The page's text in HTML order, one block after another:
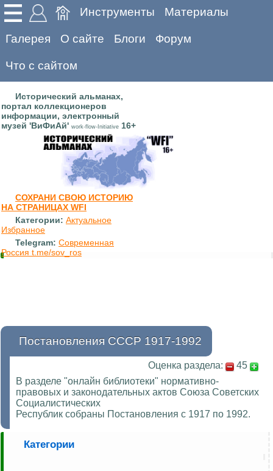
Инструменты Материалы
Галерея О сайте Блоги Форум
Что с сайтом
Исторический альманах,
портал коллекционеров
информации, электронный
музей 'ВиФиАй' work-flow-Initiative 16+
СОХРАНИ СВОЮ ИСТОРИЮ
НА СТРАНИЦАХ WFI
Категории: Актуальное
Избранное
Telegram: Современная
Россия t.me/sov_ros
Постановления СССР 1917-1992
Оценка раздела:
45
В разделе "онлайн библиотеки" нормативно-
правовых и законодательных актов Союза Советских
Социалистических
Республик собраны Постановления с 1917 по 1992.
Категории